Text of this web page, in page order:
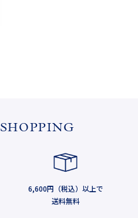
6,600円（税込）以上で
送料無料